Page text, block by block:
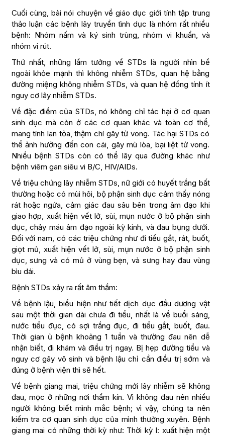
Cuối cùng, bài nói chuyện về giáo dục giới tính tập trung
thảo luận các bệnh lây truyền tình dục là nhóm rất nhiều
bệnh: Nhóm nấm và ký sinh trùng, nhóm vi khuẩn, và
nhóm vi rút.
Thứ nhất, những lầm tưởng về STDs là người nhìn bề
ngoài khỏe mạnh thì không nhiễm STDs, quan hệ bằng
đường miệng không nhiễm STDs, và quan hệ đồng tính ít
nguy cơ lây nhiễm STDs.
Về đặc điểm của STDs, nó không chỉ tác hại ở cơ quan
sinh dục mà còn ở các cơ quan khác và toàn cơ thể,
mang tính lan tỏa, thậm chí gây tử vong. Tác hại STDs có
thể ảnh hưởng đến con cái, gây mù lòa, bại liệt tử vong.
Nhiều bệnh STDs còn có thể lây qua đường khác như
bệnh viêm gan siêu vi B/C, HIV/AIDs.
Về triệu chứng lây nhiễm STDs, nữ giới có huyết trắng bất
thường hoặc có mùi hôi, bộ phận sinh dục cảm thấy nóng
rát hoặc ngứa, cảm giác đau sâu bên trong âm đạo khi
giao hợp, xuất hiện vết lở, sùi, mụn nước ở bộ phận sinh
dục, chảy máu âm đạo ngoài kỳ kinh, và đau bụng dưới.
Đối với nam, có các triệu chứng như đi tiểu gắt, rát, buốt,
giọt mủ, xuất hiện vết lở, sùi, mụn nước ở bộ phận sinh
dục, sưng và có mủ ở vùng bẹn, và sưng hay đau vùng
bìu dái.
Bệnh STDs xảy ra rất âm thầm:
Về bệnh lậu, biểu hiện như tiết dịch dục đầu dương vật
sau một thời gian dài chưa đi tiểu, nhất là về buổi sáng,
nước tiểu đục, có sợi trắng đục, đi tiểu gắt, buốt, đau.
Thời gian ủ bệnh khoảng 1 tuần và thường đau nên dễ
nhận biết, đi khám và điều trị ngay. Bị hẹp đường tiểu và
nguy cơ gây vô sinh và bệnh lậu chỉ cần điều trị sớm và
đúng ở bệnh viện thì sẽ hết.
Về bệnh giang mai, triệu chứng mới lây nhiễm sẽ không
đau, mọc ở những nơi thầm kín. Vì không đau nên nhiều
người không biết mình mắc bệnh; vì vậy, chúng ta nên
kiểm tra cơ quan sinh dục của mình thường xuyên. Bệnh
giang mai có những thời kỳ như: Thời kỳ I: xuất hiện một